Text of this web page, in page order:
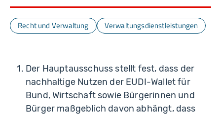
Recht und Verwaltung Verwaltungsdienstleistungen
Der Hauptausschuss stellt fest, dass der
nachhaltige Nutzen der EUDI-Wallet für
Bund, Wirtschaft sowie Bürgerinnen und
Bürger maßgeblich davon abhängt, dass